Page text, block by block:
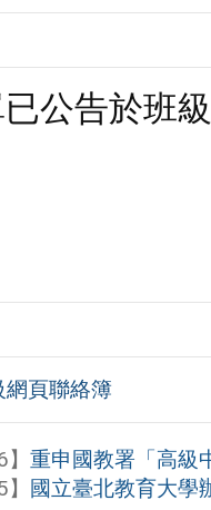
公告於班
網頁聯絡簿
】重申國教署「高級
國立臺北教育大學